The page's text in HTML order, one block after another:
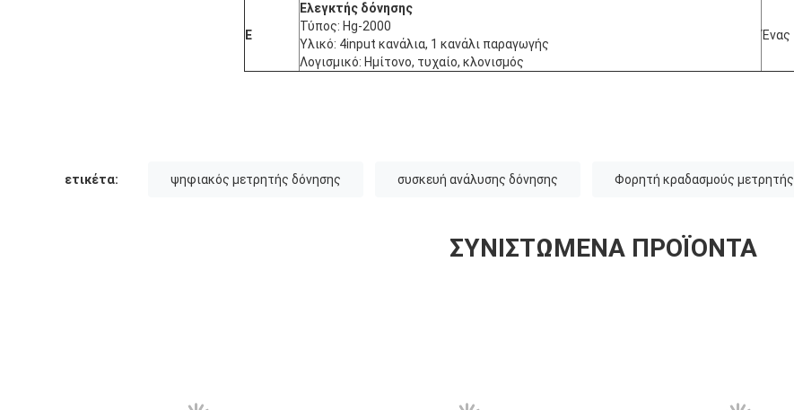
Ε
Ελεγκτής δόνησης
Τύπος: Hg-2000
Υλικό: 4input κανάλια, 1 κανάλι παραγωγής
Λογισμικό: Ημίτονο, τυχαίο, κλονισμός
Ένας
ετικέτα: ψηφιακός μετρητής δόνησης συσκευή ανάλυσης δόνησης Φορητή κραδασμούς μετρητής
ΣΥΝΙΣΤΏΜΕΝΑ ΠΡΟΪΌΝΤΑ